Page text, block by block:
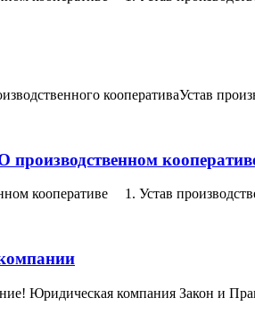
кооперативаУстав
производственном
кооперативе 1. Устав
Юридическая компания Закон и